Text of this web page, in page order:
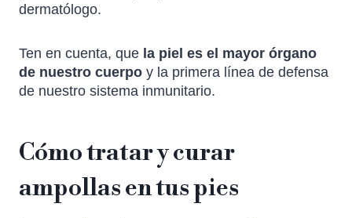
dermatólogo.
Ten en cuenta, que la piel es el mayor órgano
de nuestro cuerpo y la primera línea de defensa
de nuestro sistema inmunitario.
Cómo tratar y curar
ampollas en tus pies